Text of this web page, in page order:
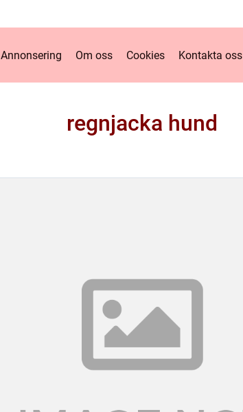
Annonsering Om oss Cookies Kontakta oss
regnjacka hund